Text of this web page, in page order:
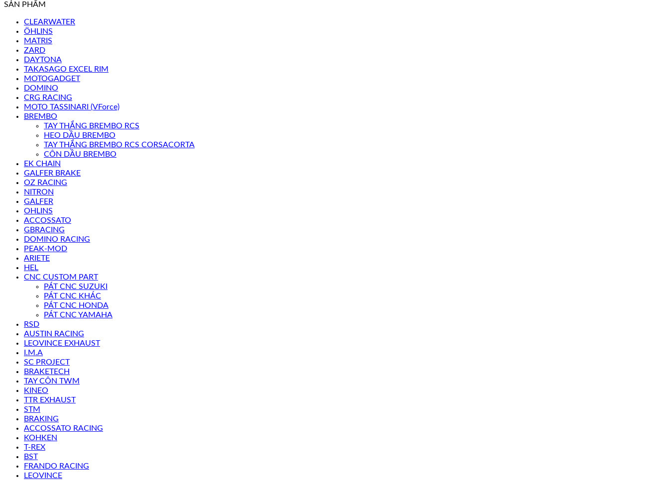
SẢN PHẨM
CLEARWATER
ÖHLINS
MATRIS
ZARD
DAYTONA
TAKASAGO EXCEL RIM
MOTOGADGET
DOMINO
CRG RACING
MOTO TASSINARI (VForce)
BREMBO
TAY THẮNG BREMBO RCS
HEO DẦU BREMBO
TAY THẮNG BREMBO RCS CORSACORTA
CÔN DẦU BREMBO
EK CHAIN
GALFER BRAKE
OZ RACING
NITRON
GALFER
OHLINS
ACCOSSATO
GBRACING
DOMINO RACING
PEAK-MOD
ARIETE
HEL
CNC CUSTOM PART
PÁT CNC SUZUKI
PÁT CNC KHÁC
PÁT CNC HONDA
PÁT CNC YAMAHA
RSD
AUSTIN RACING
LEOVINCE EXHAUST
I.M.A
SC PROJECT
BRAKETECH
TAY CÔN TWM
KINEO
TTR EXHAUST
STM
BRAKING
ACCOSSATO RACING
KOHKEN
T-REX
BST
FRANDO RACING
LEOVINCE